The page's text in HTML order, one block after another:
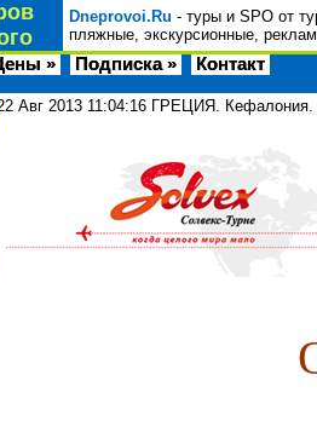
Dneprovoi.Ru - туры и SPO от
пляжные, экскурсионные,
» Подписка » Контакт
Авг 2013 11:04:16 ГРЕЦИЯ. Кефалония.